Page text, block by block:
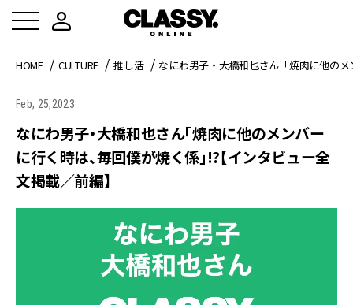
HOME CULTURE 推し活 なにわ男子・大橋和也さん「焼肉に他の
Feb, 25,2023
なにわ男子・大橋和也さん「焼肉に他のメンバー
に行く時は、毎回僕が焼く係」!?【インタビュー全
文掲載／前編】